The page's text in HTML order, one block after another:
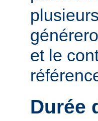
et le
Durée